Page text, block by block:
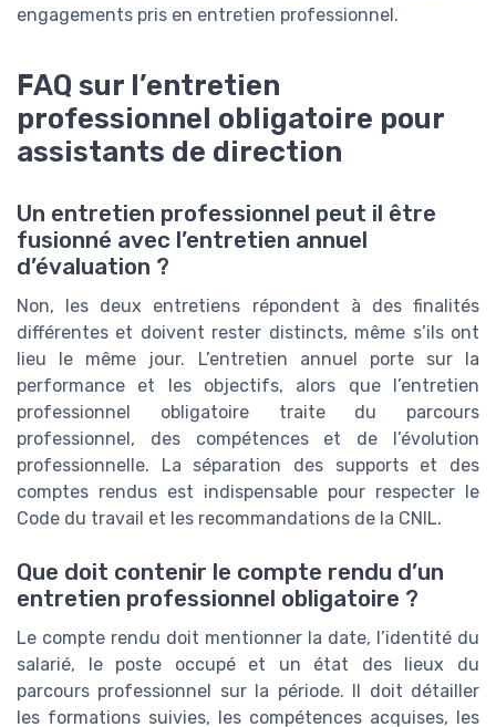
engagements pris en entretien professionnel.
FAQ sur l’entretien
professionnel obligatoire pour
assistants de direction
Un entretien professionnel peut il être
fusionné avec l’entretien annuel
d’évaluation ?
Non, les deux entretiens répondent à des finalités
différentes et doivent rester distincts, même s’ils ont
lieu le même jour. L’entretien annuel porte sur la
performance et les objectifs, alors que l’entretien
professionnel obligatoire traite du parcours
professionnel, des compétences et de l’évolution
professionnelle. La séparation des supports et des
comptes rendus est indispensable pour respecter le
Code du travail et les recommandations de la CNIL.
Que doit contenir le compte rendu d’un
entretien professionnel obligatoire ?
Le compte rendu doit mentionner la date, l’identité du
salarié, le poste occupé et un état des lieux du
parcours professionnel sur la période. Il doit détailler
les formations suivies, les compétences acquises, les